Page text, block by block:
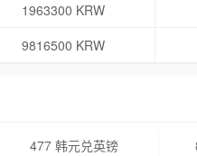
1963300 KRW
9816500 KRW
477 韩元兑英镑